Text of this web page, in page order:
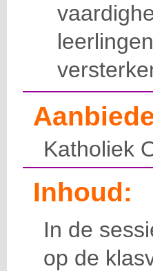
Katholiek
Inhoud:
In de
op de